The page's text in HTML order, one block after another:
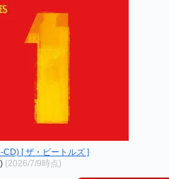
[ ザ・ビートルズ ]
(2026/7/9時点)